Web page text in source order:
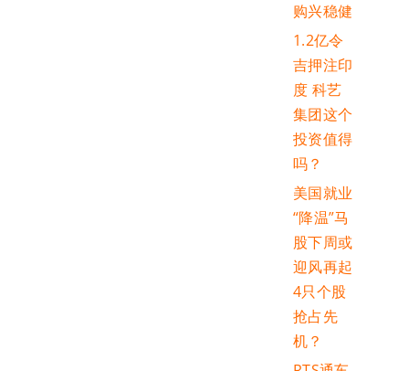
购兴稳健
1.2亿令
吉押注印
度 科艺
集团这个
投资值得
吗？
美国就业
“降温”马
股下周或
迎风再起
4只个股
抢占先
机？